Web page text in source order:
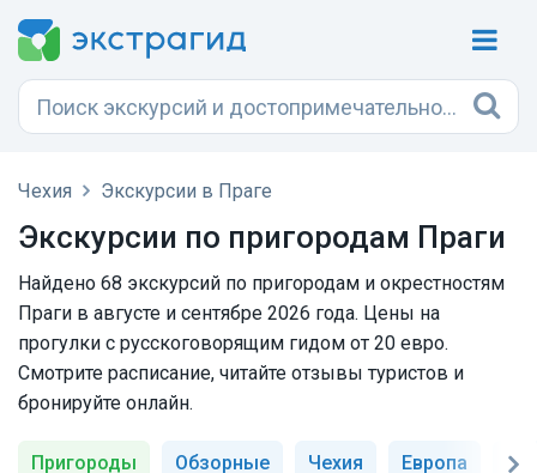
Чехия Экскурсии в Праге
Экскурсии по пригородам Праги
Найдено 68 экскурсий по пригородам и окрестностям
Праги в августе и сентябре 2026 года. Цены на
прогулки с русскоговорящим гидом от 20 евро.
Смотрите расписание, читайте отзывы туристов и
бронируйте онлайн.
Пригороды Обзорные Чехия Европа